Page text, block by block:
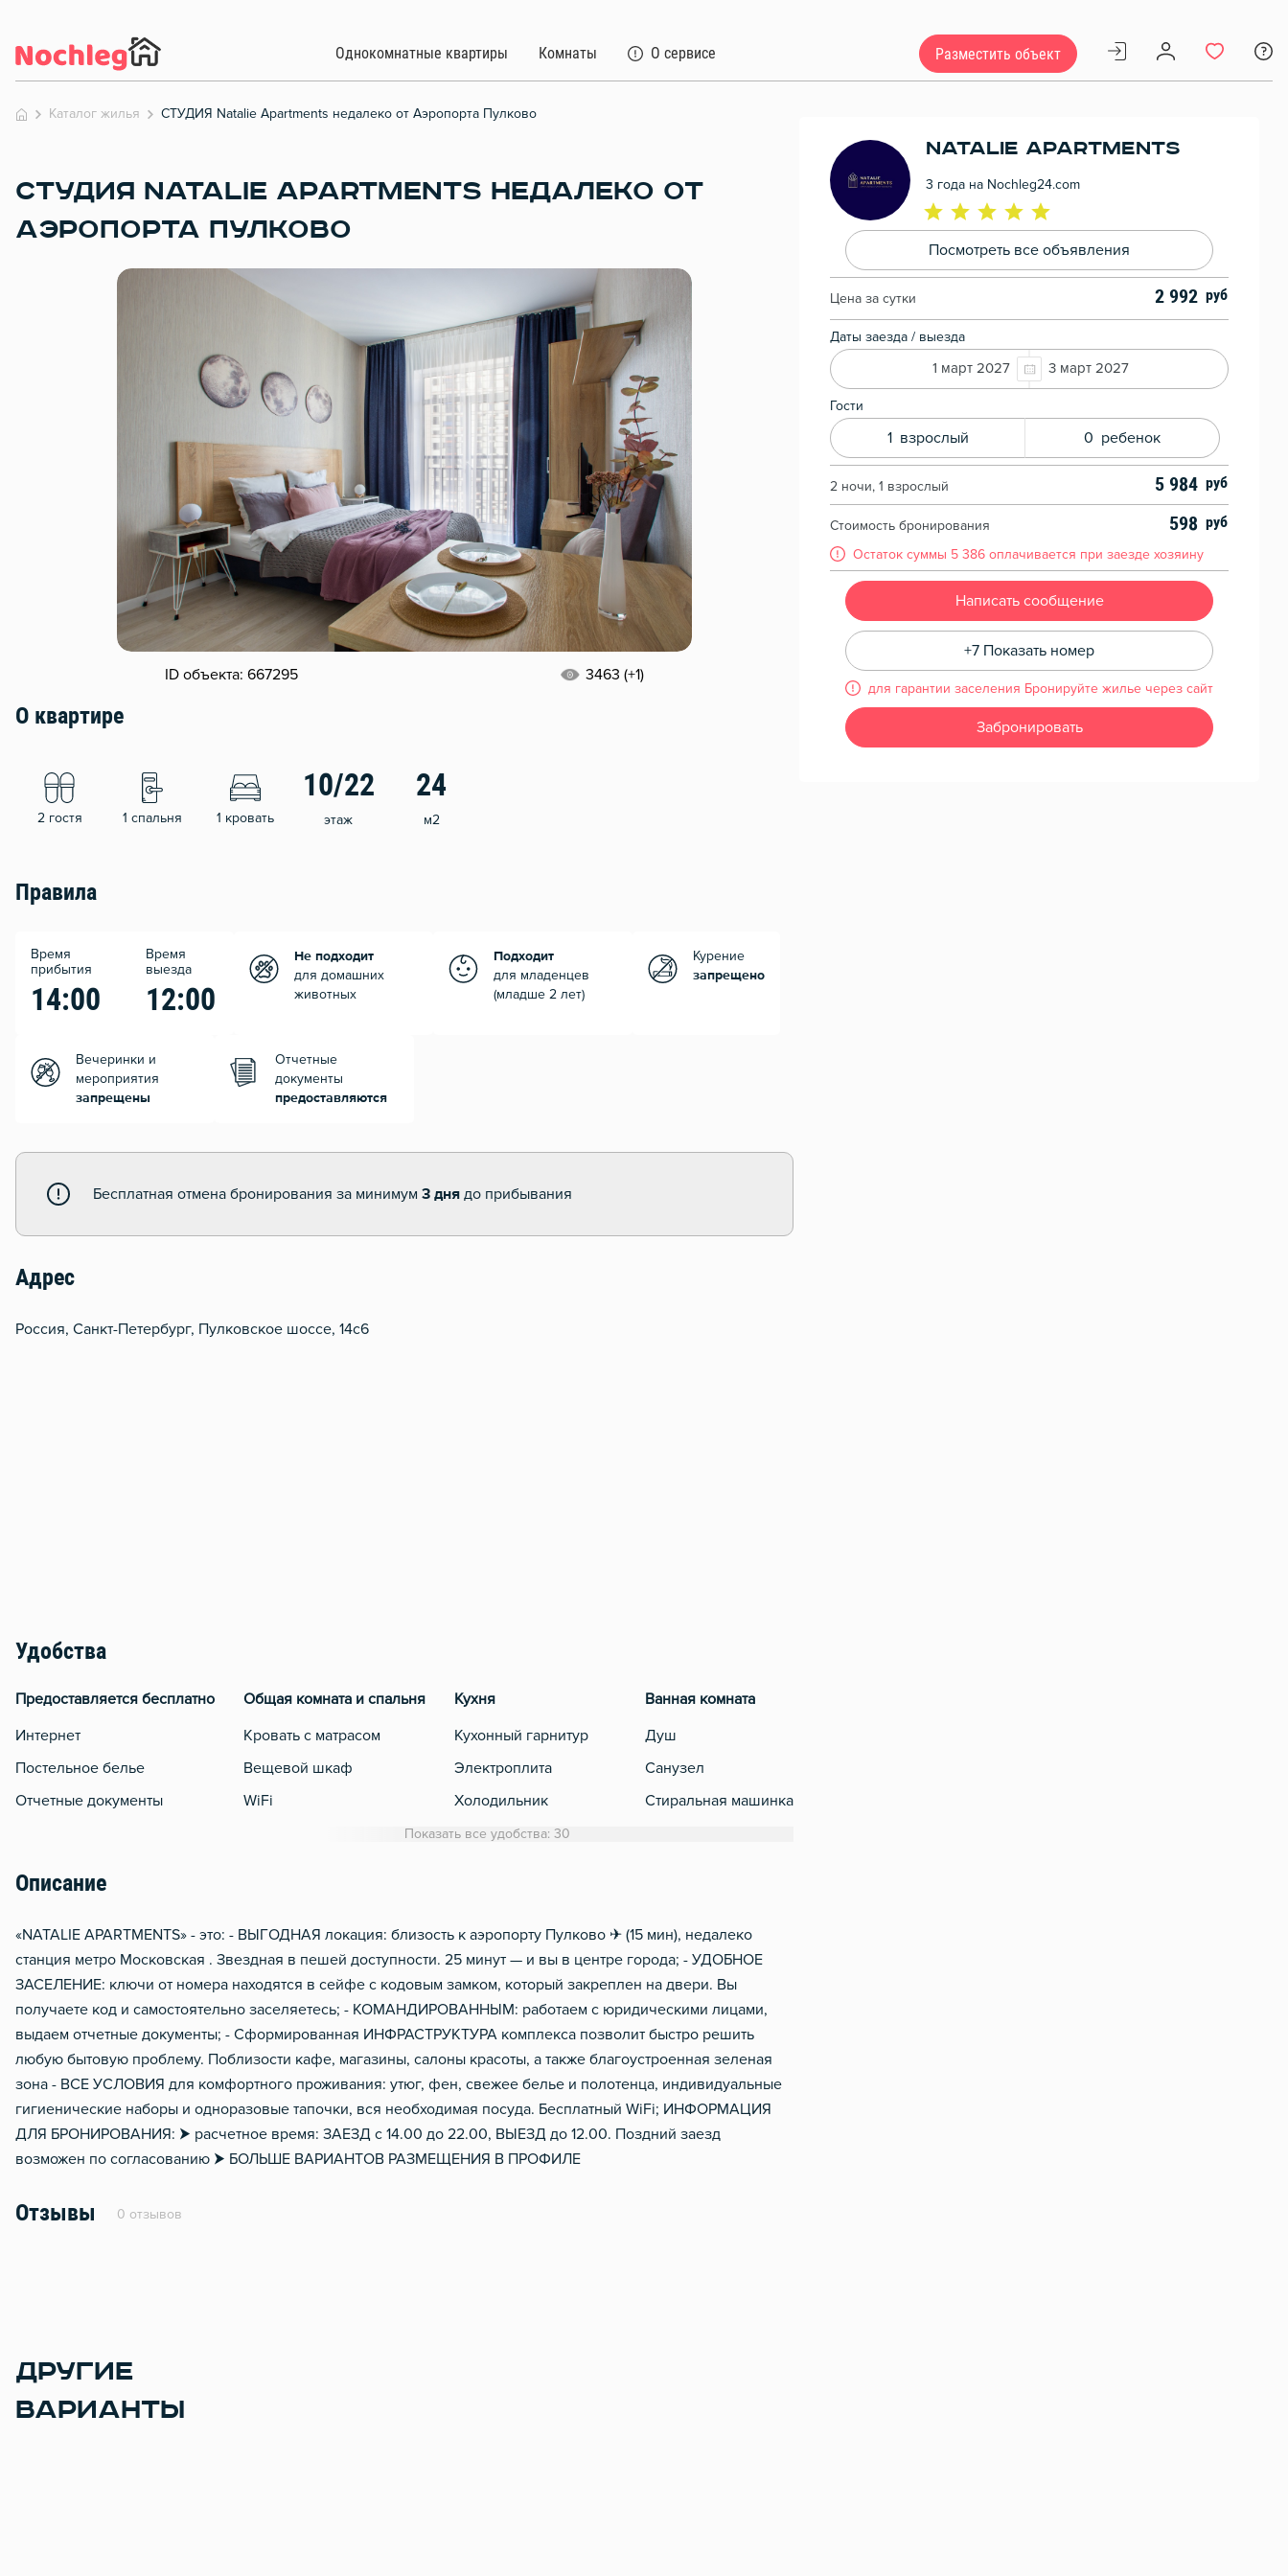
Однокомнатные квартиры Комнаты О сервисе Разместить объект
Каталог жилья СТУДИЯ Natalie Apartments недалеко от Аэропорта Пулково
СТУДИЯ NATALIE APARTMENTS НЕДАЛЕКО ОТ
АЭРОПОРТА ПУЛКОВО
ID объекта: 667295 3463 (+1)
О квартире
2 гостя 1 спальня 1 кровать
10/22
этаж
24
м2
Правила
Время
прибытия
14:00
Время
выезда
12:00
Не подходит
для домашних
животных
Подходит
для младенцев
(младше 2 лет)
Курение
запрещено
Вечеринки и
мероприятия
запрещены
Отчетные
документы
предоставляются
Бесплатная отмена бронирования за минимум 3 дня до прибывания
Адрес
Россия, Санкт-Петербург, Пулковское шоссе, 14с6
Удобства
Предоставляется бесплатно
Интернет
Постельное белье
Отчетные документы
Общая комната и спальня
Кровать с матрасом
Вещевой шкаф
WiFi
Отопление
Тапочки
Чистящие средства
Металлическая дверь
Кухня
Кухонный гарнитур
Электроплита
Холодильник
Обеденный стол
Посуда
Столовые приборы
Ванная комната
Душ
Санузел
Стиральная машинка
Шампунь, мыло
Показать все удобства: 30
Описание
«NATALIE APARTMENTS» - это: - ВЫГОДНАЯ локация: близость к аэропорту Пулково ✈ (15 мин), недалеко
станция метро Московская . Звездная в пешей доступности. 25 минут — и вы в центре города; - УДОБНОЕ
ЗАСЕЛЕНИЕ: ключи от номера находятся в сейфе с кодовым замком, который закреплен на двери. Вы
получаете код и самостоятельно заселяетесь; - КОМАНДИРОВАННЫМ: работаем с юридическими лицами,
выдаем отчетные документы; - Сформированная ИНФРАСТРУКТУРА комплекса позволит быстро решить
любую бытовую проблему. Поблизости кафе, магазины, салоны красоты, а также благоустроенная зеленая
зона - ВСЕ УСЛОВИЯ для комфортного проживания: утюг, фен, свежее белье и полотенца, индивидуальные
гигиенические наборы и одноразовые тапочки, вся необходимая посуда. Бесплатный WiFi; ИНФОРМАЦИЯ
ДЛЯ БРОНИРОВАНИЯ: ⮞ расчетное время: ЗАЕЗД с 14.00 до 22.00, ВЫЕЗД до 12.00. Поздний заезд
возможен по согласованию ⮞ БОЛЬШЕ ВАРИАНТОВ РАЗМЕЩЕНИЯ В ПРОФИЛЕ
Отзывы 0 отзывов
Natalie Apartments
3 года на Nochleg24.com
Посмотреть все объявления
Цена за сутки 2 992
Даты заезда / выезда
1 март 2027 3 март 2027
Гости
1 взрослый 0 ребенок
2 ночи, 1 взрослый 5 984
Стоимость бронирования 598
Остаток суммы 5 386 оплачивается при заезде хозяину
Написать сообщение
+7 Показать номер
для гарантии заселения Бронируйте жилье через сайт
Забронировать
ДРУГИЕ
ВАРИАНТЫ